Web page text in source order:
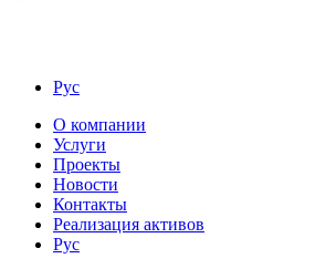
Рус
О компании
Услуги
Проекты
Новости
Контакты
Реализация активов
Рус